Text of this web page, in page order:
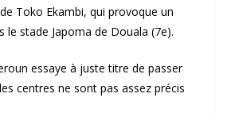
Toko Ekambi, qui provoque un
le stade Japoma de Douala (7e).
essaye à juste titre de passer
centres ne sont pas assez précis